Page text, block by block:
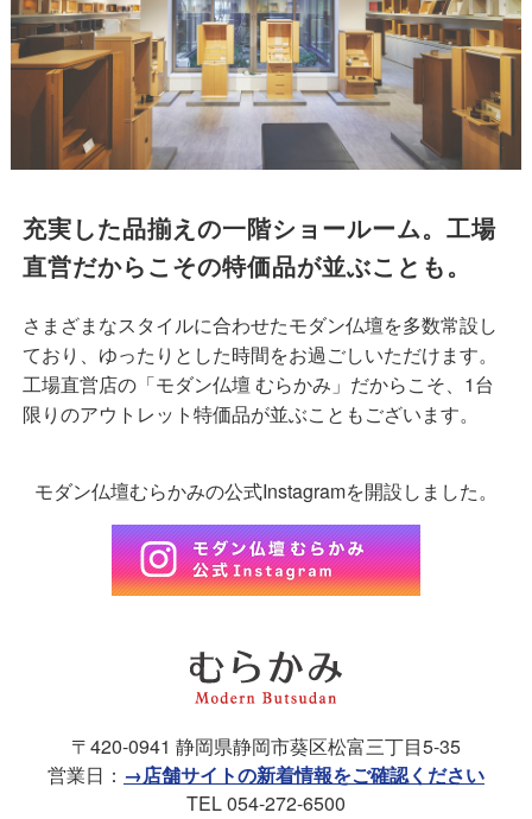
充実した品揃えの一階ショールーム。 工場
直営だからこその特価品が並ぶことも。
さまざまなスタイルに合わせたモダン仏壇を多数常設し
ており、ゆったりとした時間をお過ごしいただけます。
工場直営店の「モダン仏壇 むらかみ」だからこそ、1台
限りのアウトレット特価品が並ぶこともございます。
モダン仏壇むらかみの公式Instagramを開設しました。
〒420-0941 静岡県静岡市葵区松富三丁目5-35
営業日： →店舗サイトの新着情報をご確認ください
TEL 054-272-6500